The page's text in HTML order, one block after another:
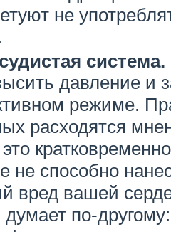
не
система.
давление и
режиме.
расходятся
это
не способно
вред вашей
по-